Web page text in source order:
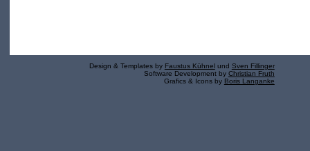
Design & Templates by Faustus Kühnel und Sven Fillinger
Software Development by Christian Fruth
Grafics & Icons by Boris Langanke